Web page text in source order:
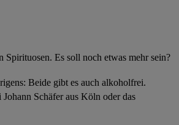
Es soll noch etwas mehr sein?
Beide gibt es auch alkoholfrei.
Johann Schäfer aus Köln oder das